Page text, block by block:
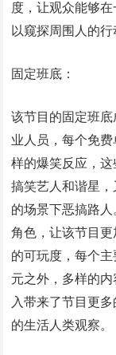
度，让观众能够
以窥探周围人的
固定班底：
该节目的固定班
业人员，每个免
样的爆笑反应，这
搞笑艺人和谐星
的场景下恶搞路人
角色，让该节目
的可玩度，每个
元之外，多样的
入带来了节目更
的生活人类观察。